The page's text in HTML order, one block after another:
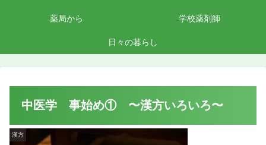
薬局から 学校薬剤師
日々の暮らし
中医学 事始め① 〜漢方いろいろ〜
漢方